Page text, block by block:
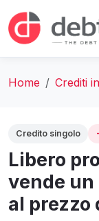
Home Crediti
Credito singolo
Libero
vende
al prezzo